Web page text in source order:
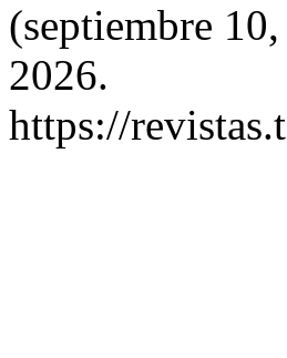
(septiembre
2026.
https://